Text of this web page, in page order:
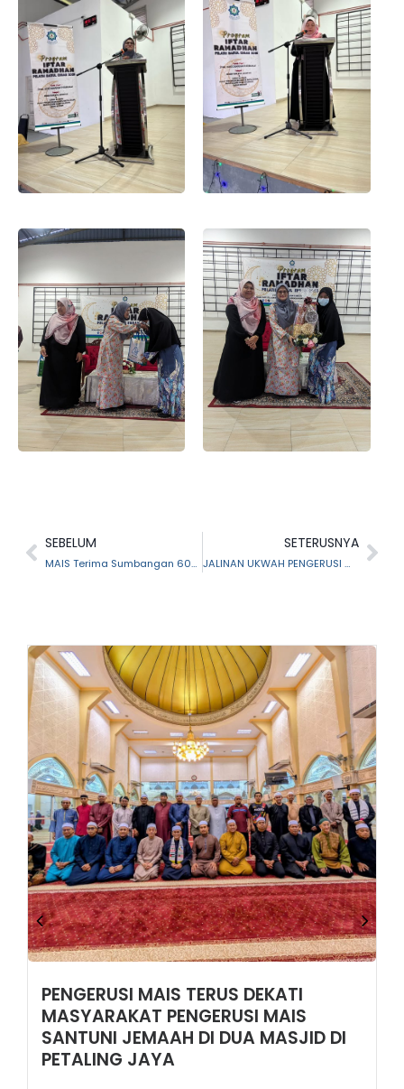
SEBELUM
MAIS Terima Sumbangan 600 pek bantuan raya untuk diagihkan kepada asnaf
SETERUSNYA
JALINAN UKWAH PENGERUSI MAIS BERSAMA KETUA-KETUA JABATAN HAL EHWAL ISLAM SELANGOR, PENGERUSI AGENSI DAN ANAK SYARIKAT
PENGERUSI MAIS TERUS DEKATI
MASYARAKAT PENGERUSI MAIS
SANTUNI JEMAAH DI DUA MASJID DI
PETALING JAYA